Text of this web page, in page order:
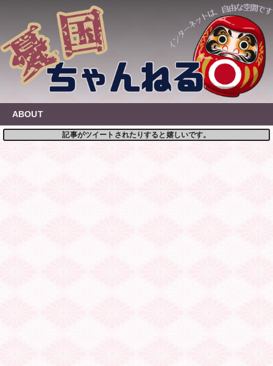
content
ABOUT
記事がツイートされたりすると嬉しいです。